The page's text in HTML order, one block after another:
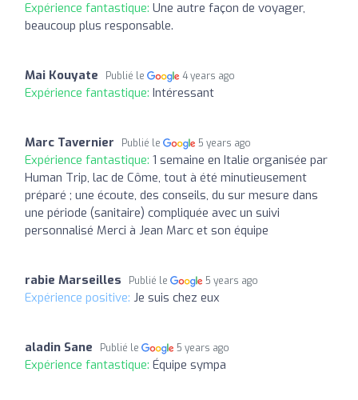
Expérience fantastique: Une autre façon de voyager,
beaucoup plus responsable.
Mai Kouyate Publié le 4 years ago
Expérience fantastique: Intéressant
Marc Tavernier Publié le 5 years ago
Expérience fantastique: 1 semaine en Italie organisée par
Human Trip, lac de Côme, tout à été minutieusement
préparé ; une écoute, des conseils, du sur mesure dans
une période (sanitaire) compliquée avec un suivi
personnalisé Merci à Jean Marc et son équipe
rabie Marseilles Publié le 5 years ago
Expérience positive: Je suis chez eux
aladin Sane Publié le 5 years ago
Expérience fantastique: Équipe sympa